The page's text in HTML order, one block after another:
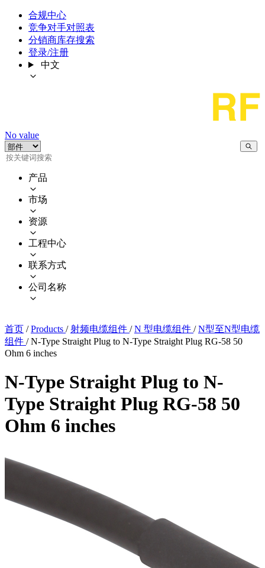
合规中心
竞争对手对照表
分销商库存搜索
登录/注册
中文
No value
产品
市场
资源
工程中心
联系方式
公司名称
首页 / Products / 射频电缆组件 / N 型电缆组件 / N型至N型电缆
组件 / N-Type Straight Plug to N-Type Straight Plug RG-58 50
Ohm 6 inches
N-Type Straight Plug to N-
Type Straight Plug RG-58 50
Ohm 6 inches